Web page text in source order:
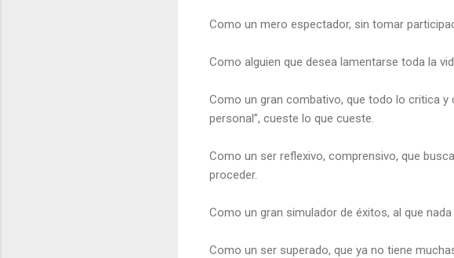
Como un mero espectador, sin tomar
Como alguien que desea lamentarse toda la
Como un gran combativo, que todo lo critica y
personal”, cueste lo que cueste.
Como un ser reflexivo, comprensivo, que
proceder.
Como un gran simulador de éxitos, al que nada
Como un ser superado, que ya no tiene